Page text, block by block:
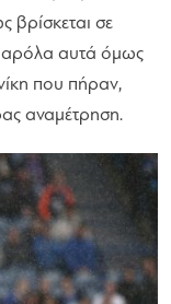
βρίσκεται σε
αυτά όμως
που πήραν,
αναμέτρηση.